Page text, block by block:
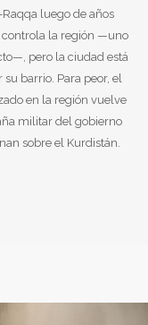
luego de años
controla la región —uno
pero la ciudad está
barrio. Para peor, el
en la región vuelve
militar del gobierno
sobre el Kurdistán.